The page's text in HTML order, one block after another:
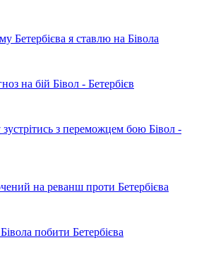
Бетербієва я ставлю на Бівола
на бій Бівол - Бетербієв
з переможцем бою Бівол -
на реванш проти Бетербієва
побити Бетербієва